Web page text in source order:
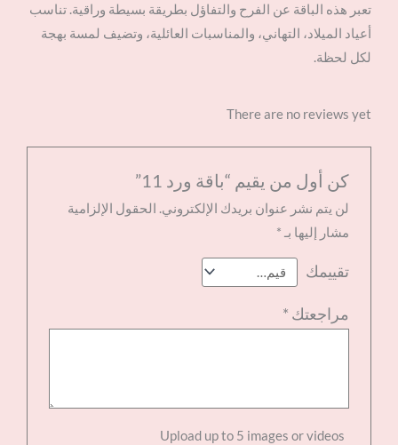
تعبر هذه الباقة عن الفرح والتفاؤل بطريقة بسيطة وراقية. تناسب
أعياد الميلاد، التهاني، والمناسبات العائلية، وتضيف لمسة بهجة
لكل لحظة.
There are no reviews yet
كن أول من يقيم “باقة ورد 11”
لن يتم نشر عنوان بريدك الإلكتروني. الحقول الإلزامية
مشار إليها بـ *
تقييمك
مراجعتك *
Upload up to 5 images or videos